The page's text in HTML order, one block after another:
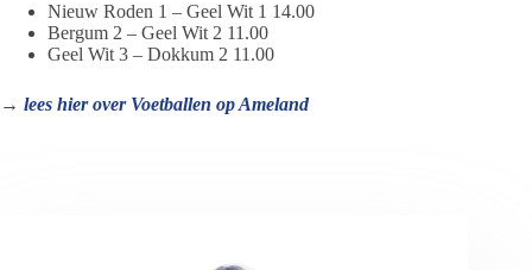
Nieuw Roden 1 – Geel Wit 1 14.00
Bergum 2 – Geel Wit 2 11.00
Geel Wit 3 – Dokkum 2 11.00
→ lees hier over Voetballen op Ameland